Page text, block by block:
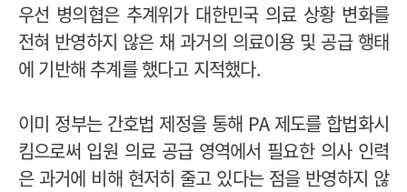
우선 병의협은 추계위가 대한민국 의료 상황 변화를
전혀 반영하지 않은 채 과거의 의료이용 및 공급 행태
에 기반해 추계를 했다고 지적했다.
이미 정부는 간호법 제정을 통해 PA 제도를 합법화시
킴으로써 입원 의료 공급 영역에서 필요한 의사 인력
은 과거에 비해 현저히 줄고 있다는 점을 반영하지 않